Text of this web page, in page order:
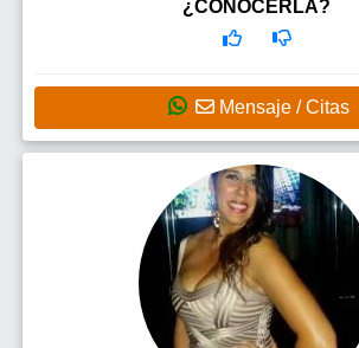
¿CONOCERLA?
Mensaje / Citas